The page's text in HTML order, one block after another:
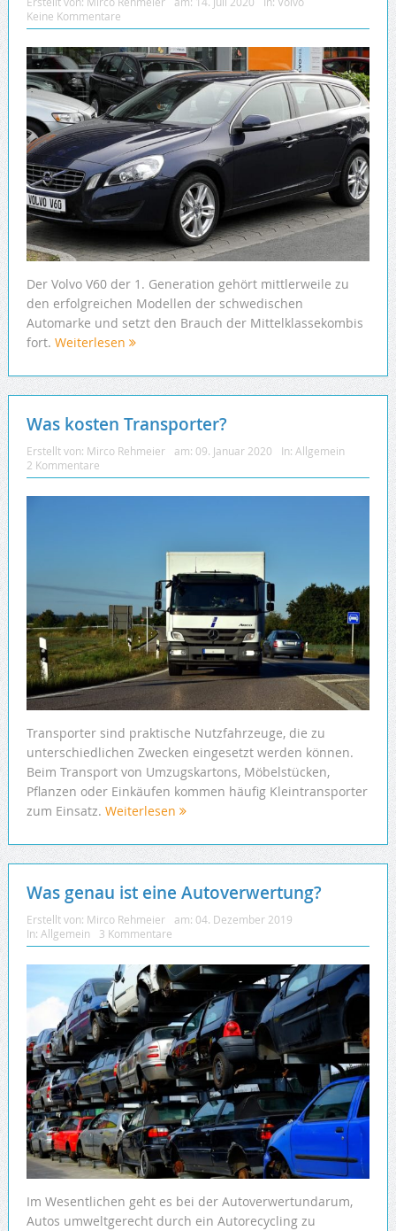
Keine Kommentare
Der Volvo V60 der 1. Generation gehört mittlerweile zu
den erfolgreichen Modellen der schwedischen
Automarke und setzt den Brauch der Mittelklassekombis
fort. Weiterlesen
Was kosten Transporter?
Erstellt von: Mirco Rehmeier am: 09. Januar 2020 In: Allgemein
2 Kommentare
Transporter sind praktische Nutzfahrzeuge, die zu
unterschiedlichen Zwecken eingesetzt werden können.
Beim Transport von Umzugskartons, Möbelstücken,
Pflanzen oder Einkäufen kommen häufig Kleintransporter
zum Einsatz. Weiterlesen
Was genau ist eine Autoverwertung?
Erstellt von: Mirco Rehmeier am: 04. Dezember 2019
In: Allgemein 3 Kommentare
Im Wesentlichen geht es bei der Autoverwertundarum,
Autos umweltgerecht durch ein Autorecycling zu